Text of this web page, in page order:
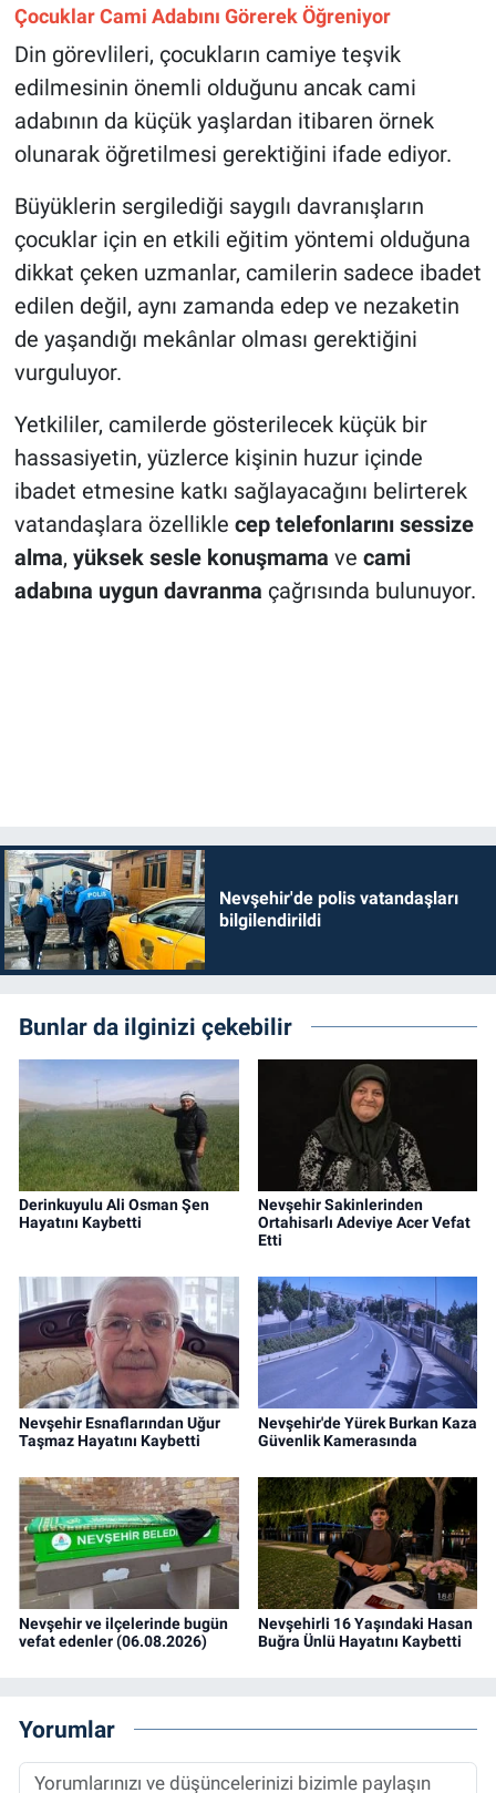
Çocuklar Cami Adabını Görerek Öğreniyor
Din görevlileri, çocukların camiye teşvik
edilmesinin önemli olduğunu ancak cami
adabının da küçük yaşlardan itibaren örnek
olunarak öğretilmesi gerektiğini ifade ediyor.
Büyüklerin sergilediği saygılı davranışların
çocuklar için en etkili eğitim yöntemi olduğuna
dikkat çeken uzmanlar, camilerin sadece ibadet
edilen değil, aynı zamanda edep ve nezaketin
de yaşandığı mekânlar olması gerektiğini
vurguluyor.
Yetkililer, camilerde gösterilecek küçük bir
hassasiyetin, yüzlerce kişinin huzur içinde
ibadet etmesine katkı sağlayacağını belirterek
vatandaşlara özellikle cep telefonlarını sessize
alma, yüksek sesle konuşmama ve cami
adabına uygun davranma çağrısında bulunuyor.
Nevşehir'de polis vatandaşları
bilgilendirildi
Bunlar da ilginizi çekebilir
Derinkuyulu Ali Osman Şen
Hayatını Kaybetti
Nevşehir Sakinlerinden
Ortahisarlı Adeviye Acer Vefat
Etti
Nevşehir Esnaflarından Uğur
Taşmaz Hayatını Kaybetti
Nevşehir'de Yürek Burkan Kaza
Güvenlik Kamerasında
Nevşehir ve ilçelerinde bugün
vefat edenler (06.08.2026)
Nevşehirli 16 Yaşındaki Hasan
Buğra Ünlü Hayatını Kaybetti
Yorumlar